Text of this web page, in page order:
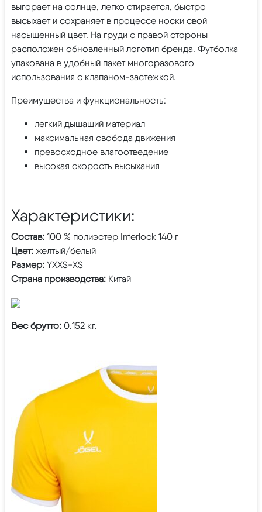
выгорает на солнце, легко стирается, быстро
высыхает и сохраняет в процессе носки свой
насыщенный цвет. На груди с правой стороны
расположен обновленный логотип бренда. Футболка
упакована в удобный пакет многоразового
использования с клапаном-застежкой.
Преимущества и функциональность:
легкий дышащий материал
максимальная свобода движения
превосходное влагоотведение
высокая скорость высыхания
Характеристики:
Состав: 100 % полиэстер Interlock 140 г
Цвет: желтый/белый
Размер: YXXS-XS
Страна производства: Китай
Вес брутто: 0.152 кг.